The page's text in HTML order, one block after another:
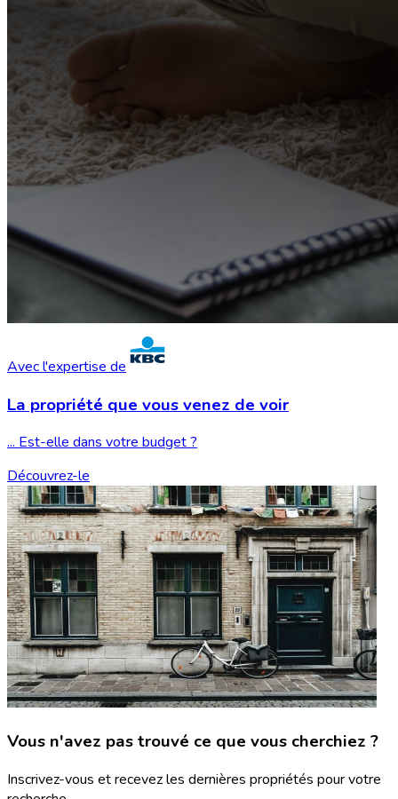
Avec l'expertise de
La propriété que vousvenez de voir
... Est-elle dans votre budget ?
Découvrez-le
Vous n'avez pas trouvé ce que vous cherchiez ?
Inscrivez-vous et recevez les dernières propriétés pour votre